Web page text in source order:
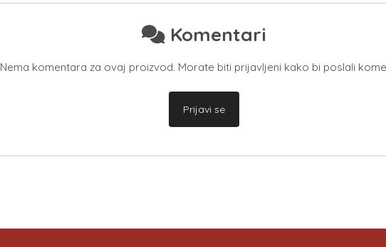
Komentari
Nema komentara za ovaj proizvod. Morate biti prijavljeni kako bi poslali
Prijavi se